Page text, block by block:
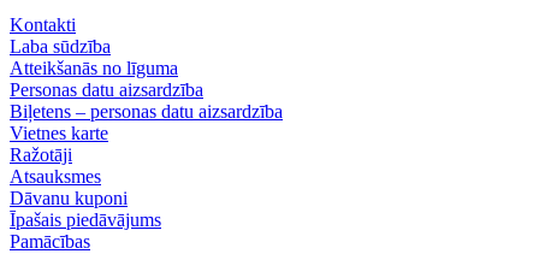
Kontakti
Laba sūdzība
Atteikšanās no līguma
Personas datu aizsardzība
Biļetens – personas datu aizsardzība
Vietnes karte
Ražotāji
Atsauksmes
Dāvanu kuponi
Īpašais piedāvājums
Pamācības